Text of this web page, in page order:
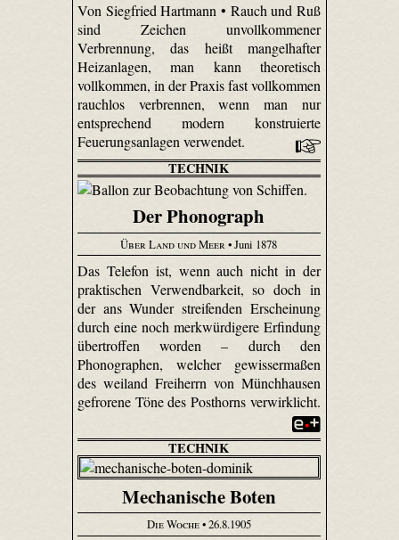
Von Siegfried Hartmann • Rauch und Ruß
sind Zeichen unvollkommener
Verbrennung, das heißt mangelhafter
Heizanlagen, man kann theoretisch
vollkommen, in der Praxis fast vollkommen
rauchlos verbrennen, wenn man nur
entsprechend modern konstruierte
Feuerungsanlagen verwendet.
TECHNIK
Der Phonograph
Über Land und Meer• Juni 1878
Das Telefon ist, wenn auch nicht in der
praktischen Verwendbarkeit, so doch in
der ans Wunder streifenden Erscheinung
durch eine noch merkwürdigere Erfindung
übertroffen worden – durch den
Phonographen, welcher gewissermaßen
des weiland Freiherrn von Münchhausen
gefrorene Töne des Posthorns verwirklicht.
TECHNIK
Mechanische Boten
Die Woche• 26.8.1905